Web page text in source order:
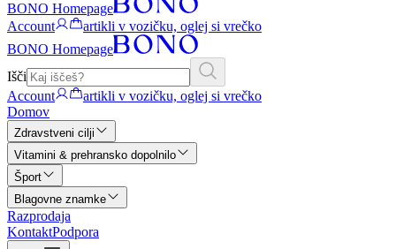
BONO Homepage
Account
artikli v vozičku, oglej si vrečko
BONO Homepage
Išči
Account
artikli v vozičku, oglej si vrečko
Domov
Zdravstveni cilji
Vitamini & prehransko dopolnilo
Šport
Blagovne znamke
Razprodaja
KontaktPodpora